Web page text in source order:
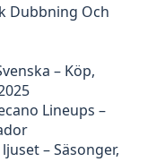
Dubbning Och
– Köp,
Lineups –
– Säsonger,